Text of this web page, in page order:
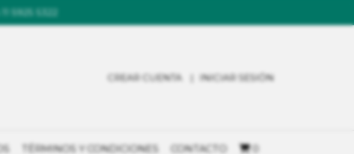
5925 5322
CREAR CUENTA INICIAR SESIÓN
TÉRMINOS Y CONDICIONES CONTACTO